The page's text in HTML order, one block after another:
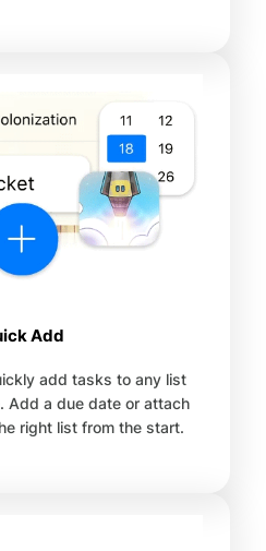
Add
add tasks to any list
Add a due date or attach
right list from the start.